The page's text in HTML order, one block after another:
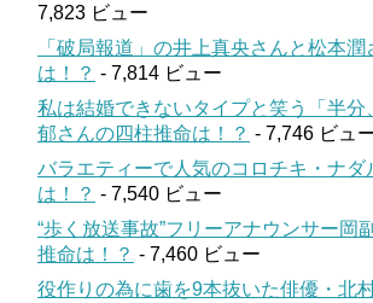
7,823 ビュー
「破局報道」の井上真央さんと松本
は！？ - 7,814 ビュー
私は結婚できないタイプと笑う「半分
郁さんの四柱推命は！？ - 7,746 ビュ
バラエティーで人気のコロチキ・ナダ
は！？ - 7,540 ビュー
“歩く放送事故”フリーアナウンサー岡
推命は！？ - 7,460 ビュー
役作りの為に歯を9本抜いた俳優・北